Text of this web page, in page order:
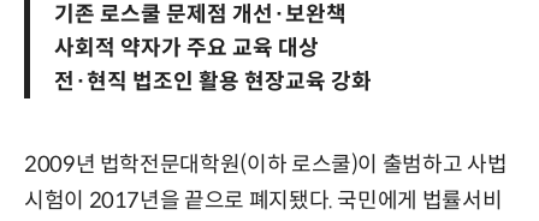
기존 로스쿨 문제점 개선·보완책
사회적 약자가 주요 교육 대상
전·현직 법조인 활용 현장교육 강화
2009년 법학전문대학원(이하 로스쿨)이 출범하고 사법
시험이 2017년을 끝으로 폐지됐다. 국민에게 법률서비